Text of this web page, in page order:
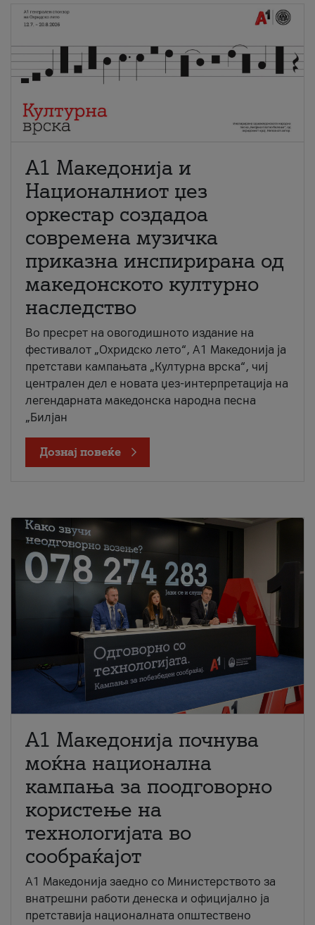
А1 Македонија и
Националниот џез
оркестар создадоа
современа музичка
приказна инспирирана од
македонското културно
наследство
Во пресрет на овогодишното издание на
фестивалот „Охридско лето“, А1 Македонија ја
претстави кампањата „Културна врска“, чиј
централен дел е новата џез-интерпретација на
легендарната македонска народна песна
„Билјан
Дознај повеќе
A1 Македонија почнува
моќна национална
кампања за поодговорно
користење на
технологијата во
сообраќајот
A1 Македонија заедно со Министерството за
внатрешни работи денеска и официјално ја
претставија националната општествено